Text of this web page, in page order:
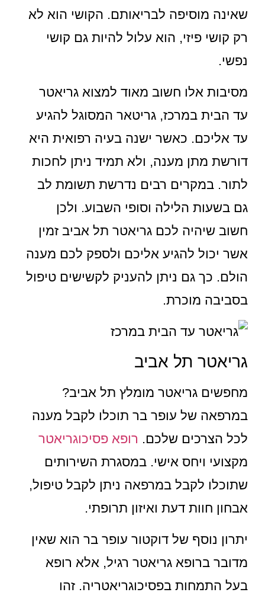
שאינה מוסיפה לבריאותם. הקושי הוא לא
רק קושי פיזי, הוא עלול להיות גם קושי
נפשי.
מסיבות אלו חשוב מאוד למצוא גריאטר
עד הבית במרכז, גריטאר המסוגל להגיע
עד אליכם. כאשר ישנה בעיה רפואית היא
דורשת מתן מענה, ולא תמיד ניתן לחכות
לתור. במקרים רבים נדרשת תשומת לב
גם בשעות הלילה וסופי השבוע. ולכן
חשוב שיהיה לכם גריאטר תל אביב זמין
אשר יכול להגיע אליכם ולספק לכם מענה
הולם. כך גם ניתן להעניק לקשישים טיפול
בסביבה מוכרת.
גריאטר תל אביב
מחפשים גריאטר מומלץ תל אביב?
במרפאה של עופר בר תוכלו לקבל מענה
לכל הצרכים שלכם.רופא פסיכוגריאטר
מקצועי ויחס אישי. במסגרת השירותים
שתוכלו לקבל במרפאה ניתן לקבל טיפול,
אבחון חוות דעת ואיזון תרופתי.
יתרון נוסף של דוקטור עופר בר הוא שאין
מדובר ברופא גריאטר רגיל, אלא רופא
בעל התמחות בפסיכוגריאטריה. זהו